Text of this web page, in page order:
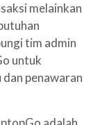
melainkan
tim admin
untuk
penawaran